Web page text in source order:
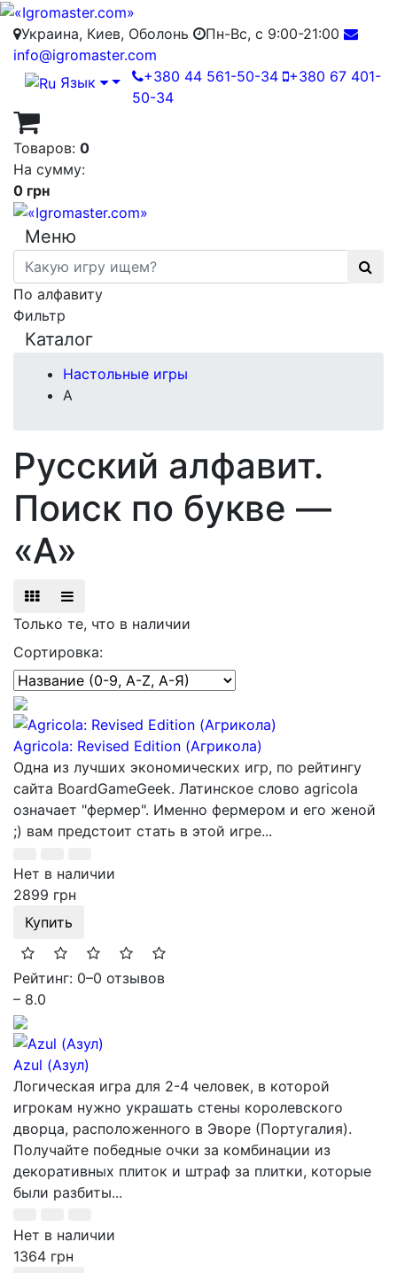
Украина, Киев, Оболонь
Пн-Вс, с 9:00-21:00
info@igromaster.com
Язык
+380 44 561-50-34 +380 67 401-
50-34
Товаров: 0
На сумму:
0 грн
Меню
По алфавиту
Фильтр
Каталог
Настольные игры
А
Русский алфавит.
Поиск по букве —
«А»
Только те, что в наличии
Сортировка:
Agricola: Revised Edition (Агрикола)
Одна из лучших экономических игр, по рейтингу
сайта BoardGameGeek. Латинское слово аgricola
означает "фермер". Именно фермером и его женой
;) вам предстоит стать в этой игре...
Нет в наличии
2899 грн
Купить
Рейтинг: 0–0 отзывов
– 8.0
Azul (Азул)
Логическая игра для 2-4 человек, в которой
игрокам нужно украшать стены королевского
дворца, расположенного в Эворе (Португалия).
Получайте победные очки за комбинации из
декоративных плиток и штраф за плитки, которые
были разбиты...
Нет в наличии
1364 грн